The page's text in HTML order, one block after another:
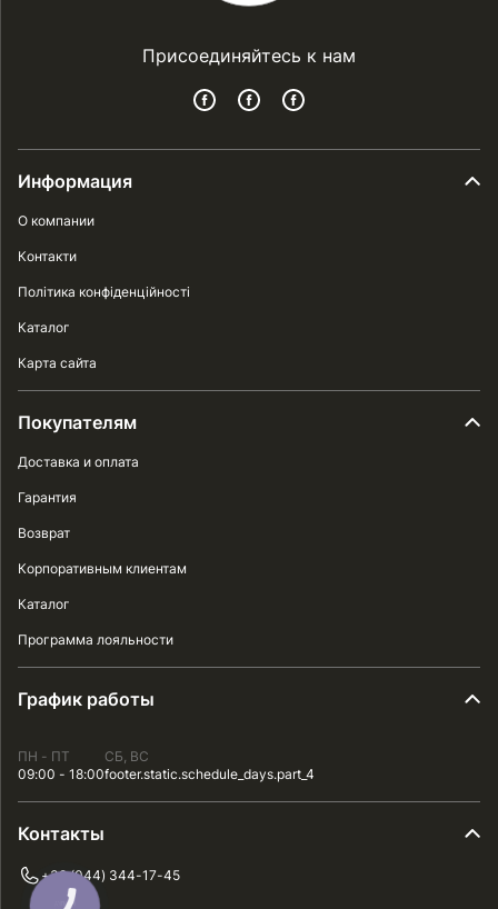
Присоединяйтесь к нам
Информация
О компании
Контакти
Політика конфіденційності
Каталог
Карта сайта
Покупателям
Доставка и оплата
Гарантия
Возврат
Корпоративным клиентам
Каталог
Программа лояльности
График работы
ПН - ПТ
09:00 - 18:00
СБ, ВС
footer.static.schedule_days.part_4
Контакты
+38 (044) 344-17-45
КНОПКА